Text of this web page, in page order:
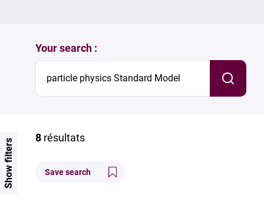
Your search :
8 résultats
Save search
Show filters